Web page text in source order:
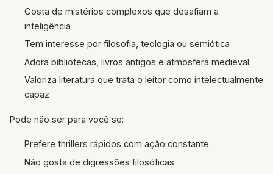
Gosta de mistérios complexos que desafiam a
inteligência
Tem interesse por filosofia, teologia ou semiótica
Adora bibliotecas, livros antigos e atmosfera medieval
Valoriza literatura que trata o leitor como intelectualmente
capaz
Pode não ser para você se:
Prefere thrillers rápidos com ação constante
Não gosta de digressões filosóficas